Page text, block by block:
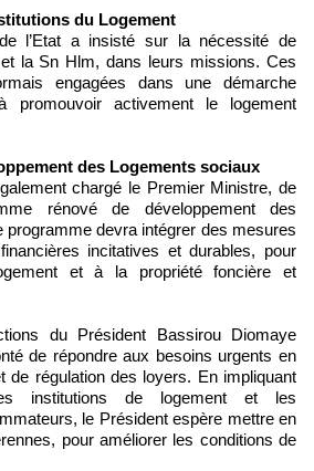
du Logement
l’Etat a insisté sur la nécessité de
la Sn Hlm, dans leurs missions. Ces
engagées dans une démarche
promouvoir activement le logement
des Logements sociaux
chargé le Premier Ministre, de
rénové de développement des
programme devra intégrer des mesures
incitatives et durables, pour
et à la propriété foncière et
du Président Bassirou Diomaye
de répondre aux besoins urgents en
de régulation des loyers. En impliquant
institutions de logement et les
le Président espère mettre en
pour améliorer les conditions de